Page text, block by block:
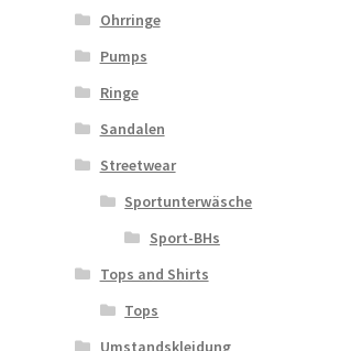
Ohrringe
Pumps
Ringe
Sandalen
Streetwear
Sportunterwäsche
Sport-BHs
Tops and Shirts
Tops
Umstandskleidung